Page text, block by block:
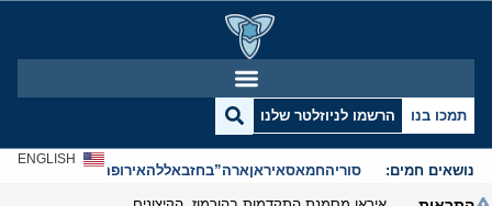
תמכו בנו הרשמו לניוזלטר שלנו
נושאים חמים: סוריהחמאסאיראןארה”בחזבאללהאירופהאנטישמיות
ENGLISH